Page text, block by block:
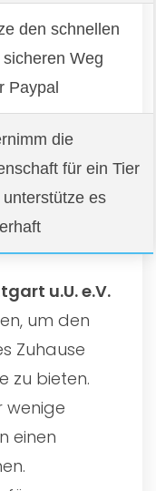
den schnellen
sicheren Weg
Paypal
die
für ein Tier
unterstütze es
u.U. e.V.
um den
Zuhause
zu bieten.
wenige
einen